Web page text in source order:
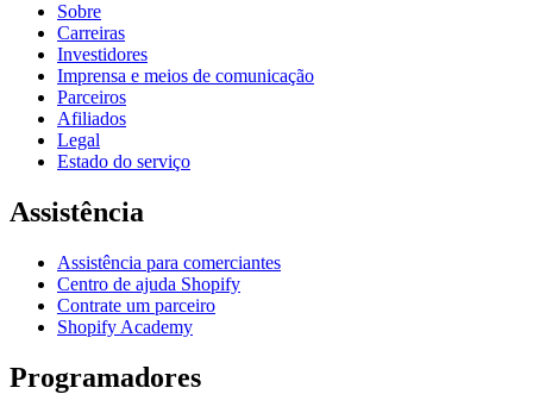
Sobre
Carreiras
Investidores
Imprensa e meios de comunicação
Parceiros
Afiliados
Legal
Estado do serviço
Assistência
Assistência para comerciantes
Centro de ajuda Shopify
Contrate um parceiro
Shopify Academy
Programadores